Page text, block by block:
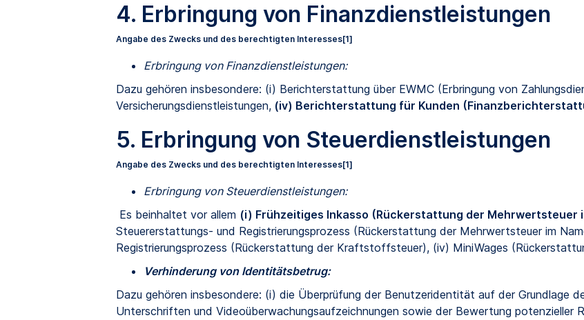
4. Erbringung von Finanzdienstleistungen
Angabe des Zwecks und des berechtigten Interesses[1]
Erbringung von Finanzdienstleistungen:
Dazu gehören insbesondere: (i) Berichterstattung über EWMC (Erbringung von
Versicherungsdienstleistungen, (iv) Berichterstattung für Kunden
5. Erbringung von Steuerdienstleistungen
Angabe des Zwecks und des berechtigten Interesses[1]
Erbringung von Steuerdienstleistungen:
Es beinhaltet vor allem (i) Frühzeitiges Inkasso (Rückerstattung der Mehrwertsteuer
Steuererstattungs- und Registrierungsprozess (Rückerstattung der Mehrwertsteuer im
Registrierungsprozess (Rückerstattung der Kraftstoffsteuer), (iv) MiniWages
Verhinderung von Identitätsbetrug:
Dazu gehören insbesondere: (i) die Überprüfung der Benutzeridentität auf der Grundlage
Unterschriften und Videoüberwachungsaufzeichnungen sowie der Bewertung potenzieller